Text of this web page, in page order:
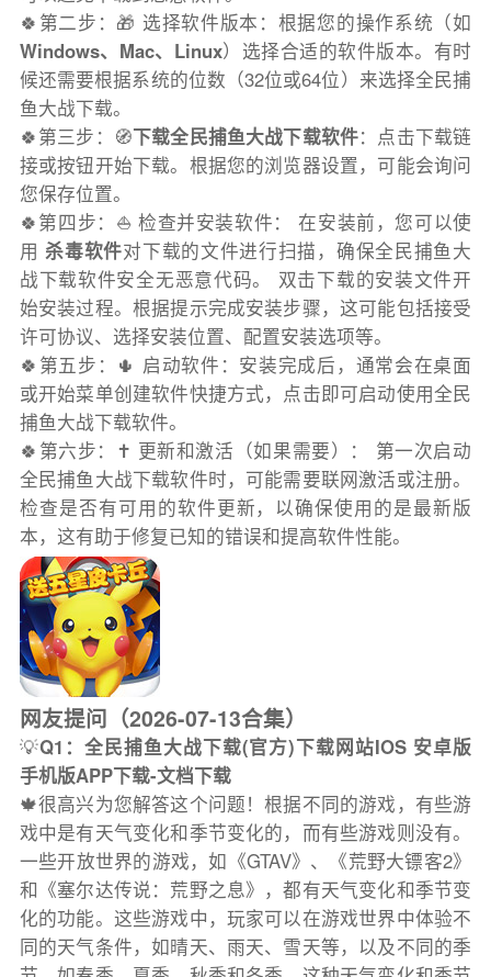
🍀第二步：🎁 选择软件版本：根据您的操作系统（如
Windows、Mac、Linux）选择合适的软件版本。有时
候还需要根据系统的位数（32位或64位）来选择全民捕
鱼大战下载。
🍀第三步：🧭下载全民捕鱼大战下载软件：点击下载链
接或按钮开始下载。根据您的浏览器设置，可能会询问
您保存位置。
🍀第四步：⛵️ 检查并安装软件： 在安装前，您可以使
用杀毒软件对下载的文件进行扫描，确保全民捕鱼大
战下载软件安全无恶意代码。 双击下载的安装文件开
始安装过程。根据提示完成安装步骤，这可能包括接受
许可协议、选择安装位置、配置安装选项等。
🍀第五步：🌵 启动软件：安装完成后，通常会在桌面
或开始菜单创建软件快捷方式，点击即可启动使用全民
捕鱼大战下载软件。
🍀第六步：✝️ 更新和激活（如果需要）： 第一次启动
全民捕鱼大战下载软件时，可能需要联网激活或注册。
检查是否有可用的软件更新，以确保使用的是最新版
本，这有助于修复已知的错误和提高软件性能。
网友提问（2026-07-13合集）
💡Q1：全民捕鱼大战下载(官方)下载网站IOS 安卓版
手机版APP下载-文档下载
🍁很高兴为您解答这个问题！根据不同的游戏，有些游
戏中是有天气变化和季节变化的，而有些游戏则没有。
一些开放世界的游戏，如《GTAV》、《荒野大镖客2》
和《塞尔达传说：荒野之息》，都有天气变化和季节变
化的功能。这些游戏中，玩家可以在游戏世界中体验不
同的天气条件，如晴天、雨天、雪天等，以及不同的季